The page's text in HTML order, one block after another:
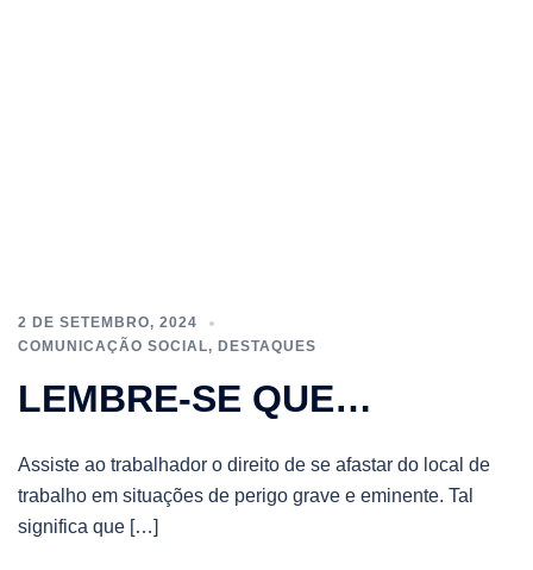
2 DE SETEMBRO, 2024
COMUNICAÇÃO SOCIAL, DESTAQUES
LEMBRE-SE QUE…
Assiste ao trabalhador o direito de se afastar do local de
trabalho em situações de perigo grave e eminente. Tal
significa que […]